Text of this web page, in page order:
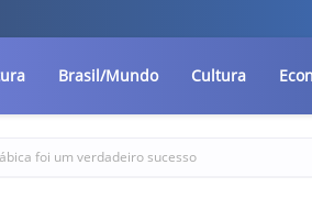
Brasil/Mundo Cultura
foi um verdadeiro sucesso